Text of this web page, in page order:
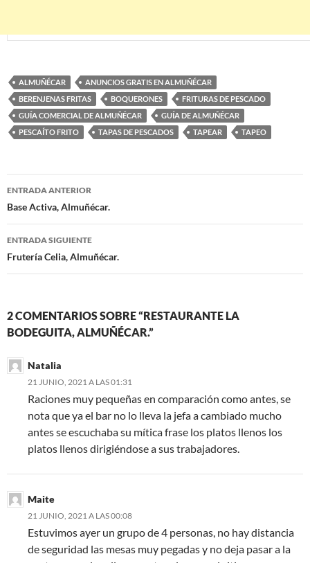
ALMUÑÉCAR
ANUNCIOS GRATIS EN ALMUÑÉCAR
BERENJENAS FRITAS
BOQUERONES
FRITURAS DE PESCADO
GUÍA COMERCIAL DE ALMUÑÉCAR
GUÍA DE ALMUÑÉCAR
PESCAÍTO FRITO
TAPAS DE PESCADOS TAPEAR TAPEO
Navegación
de
entradas
ENTRADA ANTERIOR
Base Activa, Almuñécar.
ENTRADA SIGUIENTE
Frutería Celia, Almuñécar.
2 COMENTARIOS SOBRE “RESTAURANTE LA
BODEGUITA, ALMUÑÉCAR.”
Natalia
21 JUNIO, 2021 A LAS 01:31
Raciones muy pequeñas en comparación como antes, se
nota que ya el bar no lo lleva la jefa a cambiado mucho
antes se escuchaba su mítica frase los platos llenos los
platos llenos dirigiéndose a sus trabajadores.
Maite
21 JUNIO, 2021 A LAS 00:08
Estuvimos ayer un grupo de 4 personas, no hay distancia
de seguridad las mesas muy pegadas y no deja pasar a la